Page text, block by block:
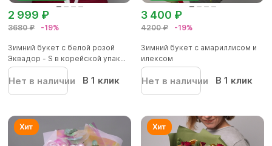
3680 ₽ -19%
2 999 ₽
Зимний букет с белой розой
Эквадор - S в корейской упак...
Нет в наличии В 1 клик
4200 ₽ -19%
3 400 ₽
Зимний букет с амариллисом и
илексом
Нет в наличии В 1 клик